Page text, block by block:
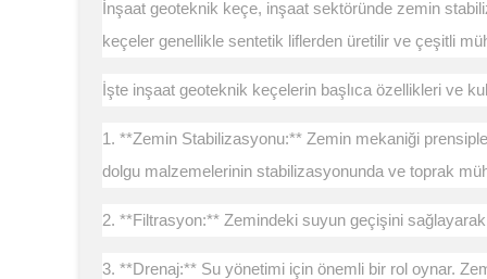
İnşaat geoteknik keçe, inşaat sektöründe zemin
keçeler genellikle sentetik liflerden üretilir ve çeşitli
İşte inşaat geoteknik keçelerin başlıca özellikleri ve
1. **Zemin Stabilizasyonu:** Zemin mekaniği
dolgu malzemelerinin stabilizasyonunda ve toprak
2. **Filtrasyon:** Zemindeki suyun geçişini
3. **Drenaj:** Su yönetimi için önemli bir rol oynar.